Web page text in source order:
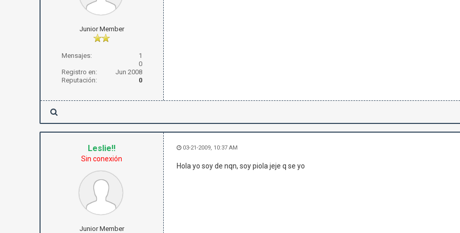
Junior Member
Mensajes:
1
0
Registro en:
Jun 2008
Reputación:
0
Leslie!!
Sin conexión
Junior Member
03-21-2009, 10:37 AM
Hola yo soy de nqn, soy piola jeje q se yo